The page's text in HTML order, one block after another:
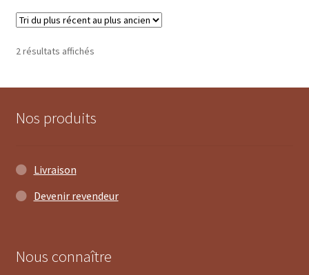
2 résultats affichésTrié
plus
Nos produits
Livraison
Devenir revendeur
Nous connaître